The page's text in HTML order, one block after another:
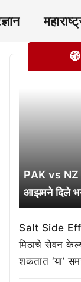
PAK vs NZ
आझमने दिले
Salt Side
मिठाचे सेवन
शकतात ‘या’